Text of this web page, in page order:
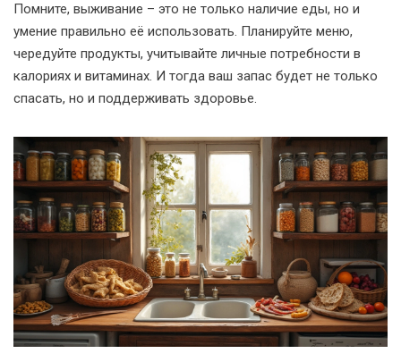
Помните, выживание – это не только наличие еды, но и
умение правильно её использовать. Планируйте меню,
чередуйте продукты, учитывайте личные потребности в
калориях и витаминах. И тогда ваш запас будет не только
спасать, но и поддерживать здоровье.